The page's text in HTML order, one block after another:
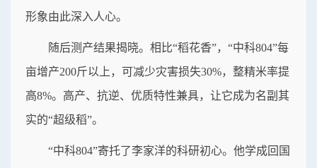
形象由此深入人心。
随后测产结果揭晓。相比“稻花香”，“中科804”每
亩增产200斤以上，可减少灾害损失30%，整精米率提
高8%。高产、抗逆、优质特性兼具，让它成为名副其
实的“超级稻”。
“中科804”寄托了李家洋的科研初心。他学成回国